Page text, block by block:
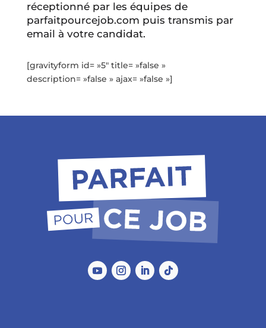
réceptionné par les équipes de
parfaitpourcejob.com puis transmis par
email à votre candidat.
[gravityform id= »5″ title= »false »
description= »false » ajax= »false »]